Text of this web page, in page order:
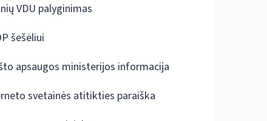
VDU palyginimas
šešėliui
apsaugos ministerijos informacija
svetainės atitikties paraiška